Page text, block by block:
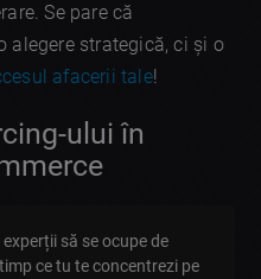
Se pare că
alegere strategică, ci și o
afacerii tale!
ului în
experții să se ocupe de
ce tu te concentrezi pe